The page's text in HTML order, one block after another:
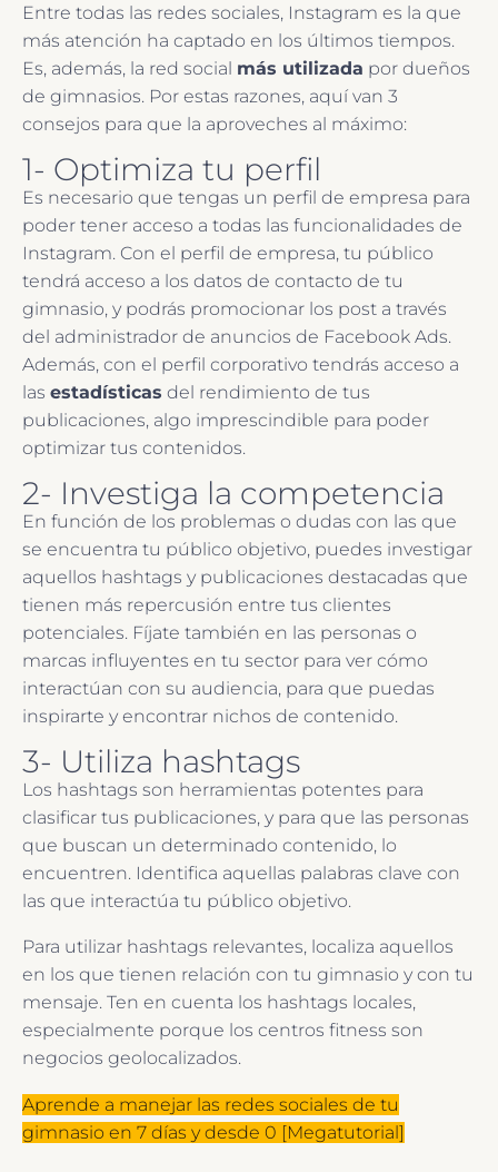
Entre todas las redes sociales, Instagram es la que
más atención ha captado en los últimos tiempos.
Es, además, la red social más utilizada por dueños
de gimnasios. Por estas razones, aquí van 3
consejos para que la aproveches al máximo:
1- Optimiza tu perfil
Es necesario que tengas un perfil de empresa para
poder tener acceso a todas las funcionalidades de
Instagram. Con el perfil de empresa, tu público
tendrá acceso a los datos de contacto de tu
gimnasio, y podrás promocionar los post a través
del administrador de anuncios de Facebook Ads.
Además, con el perfil corporativo tendrás acceso a
las estadísticas del rendimiento de tus
publicaciones, algo imprescindible para poder
optimizar tus contenidos.
2- Investiga la competencia
En función de los problemas o dudas con las que
se encuentra tu público objetivo, puedes investigar
aquellos hashtags y publicaciones destacadas que
tienen más repercusión entre tus clientes
potenciales. Fíjate también en las personas o
marcas influyentes en tu sector para ver cómo
interactúan con su audiencia, para que puedas
inspirarte y encontrar nichos de contenido.
3- Utiliza hashtags
Los hashtags son herramientas potentes para
clasificar tus publicaciones, y para que las personas
que buscan un determinado contenido, lo
encuentren. Identifica aquellas palabras clave con
las que interactúa tu público objetivo.
Para utilizar hashtags relevantes, localiza aquellos
en los que tienen relación con tu gimnasio y con tu
mensaje. Ten en cuenta los hashtags locales,
especialmente porque los centros fitness son
negocios geolocalizados.
Aprende a manejar las redes sociales de tu
gimnasio en 7 días y desde 0 [Megatutorial]